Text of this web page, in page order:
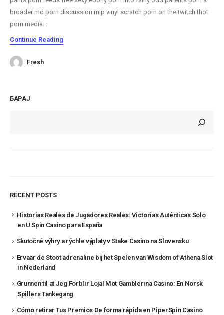
broader md porn discussion mlp vinyl scratch porn on the twitch thot
porn media...
Continue Reading
Fresh
БАРАЈ
RECENT POSTS
Historias Reales de Jugadores Reales: Victorias Auténticas Solo
en U Spin Casino para España
Skutočné výhry a rýchle výplaty v Stake Casino na Slovensku
Ervaar de Stoot adrenaline bij het Spelen van Wisdom of Athena Slot
in Nederland
Grunnen til at Jeg Forblir Lojal Mot Gamblerina Casino: En Norsk
Spillers Tankegang
Cómo retirar Tus Premios De forma rápida en PiperSpin Casino